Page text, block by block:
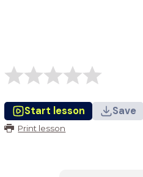
Start lesson Save
Print lesson